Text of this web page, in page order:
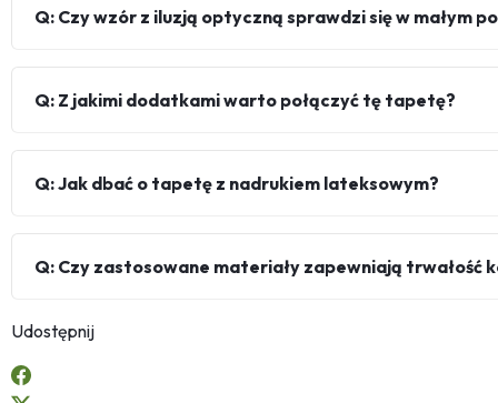
Q: Czy wzór z iluzją optyczną sprawdzi się w małym
Q: Z jakimi dodatkami warto połączyć tę tapetę?
Q: Jak dbać o tapetę z nadrukiem lateksowym?
Q: Czy zastosowane materiały zapewniają trwałość
Udostępnij